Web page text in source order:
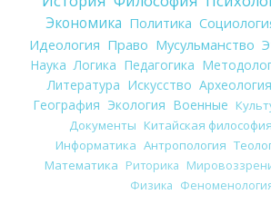
Экономика Политика
Идеология Право Мусульманство
Наука Логика Педагогика
Литература Искусство Археология
География Экология Военные
Документы Китайская философия
Информатика Антропология
Математика Риторика
Физика